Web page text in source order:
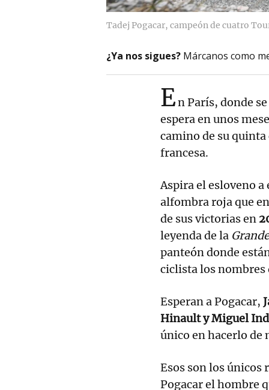
Tadej Pogacar, campeón de cuatro
¿Ya nos sigues? Márcanos como
En París, donde
espera en unos
camino de su
francesa.
Aspira el esloveno
alfombra roja que
de sus victorias en
leyenda de la
panteón donde
ciclista los nombres
Esperan a Pogacar,
Hinault y Miguel
único en hacerlo de
Esos son los únicos
Pogacar el hombre